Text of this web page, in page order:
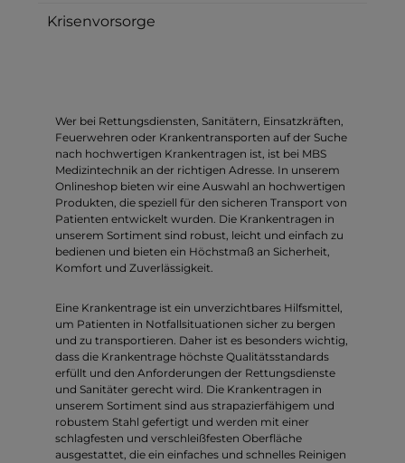
Krisenvorsorge
Wer bei Rettungsdiensten, Sanitätern, Einsatzkräften,
Feuerwehren oder Krankentransporten auf der Suche
nach hochwertigen Krankentragen ist, ist bei MBS
Medizintechnik an der richtigen Adresse. In unserem
Onlineshop bieten wir eine Auswahl an hochwertigen
Produkten, die speziell für den sicheren Transport von
Patienten entwickelt wurden. Die Krankentragen in
unserem Sortiment sind robust, leicht und einfach zu
bedienen und bieten ein Höchstmaß an Sicherheit,
Komfort und Zuverlässigkeit.
Eine Krankentrage ist ein unverzichtbares Hilfsmittel,
um Patienten in Notfallsituationen sicher zu bergen
und zu transportieren. Daher ist es besonders wichtig,
dass die Krankentrage höchste Qualitätsstandards
erfüllt und den Anforderungen der Rettungsdienste
und Sanitäter gerecht wird. Die Krankentragen in
unserem Sortiment sind aus strapazierfähigem und
robustem Stahl gefertigt und werden mit einer
schlagfesten und verschleißfesten Oberfläche
ausgestattet, die ein einfaches und schnelles Reinigen